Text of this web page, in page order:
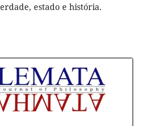
estado e história.